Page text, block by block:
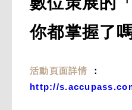
你都掌握了
活動頁面詳情 ：
http://